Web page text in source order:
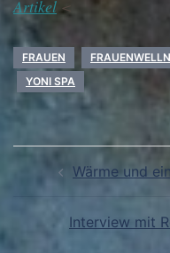
Artikel<
FRAUEN
YONI SPA
Wärme und
Interview mit